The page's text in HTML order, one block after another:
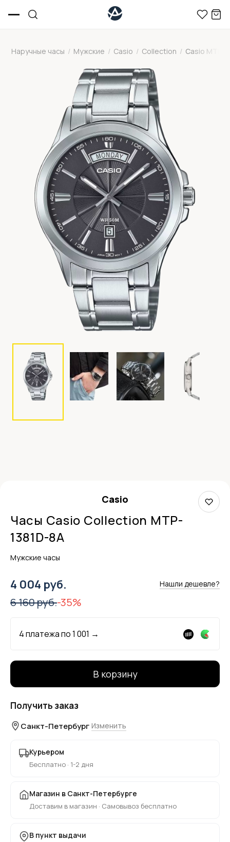
Наручные часы / Мужские / Casio / Collection / Casio MTP-
Casio
Часы Casio Collection MTP-
1381D-8A
Мужские часы
4 004 руб. Нашли дешевле?
6 160 руб.-35%
4 платежа по1 001 →
В корзину
Получить заказ
Санкт-Петербург Изменить
Курьером
Бесплатно · 1-2 дня
Магазин в Санкт-Петербурге
Доставим в магазин · Самовывоз бесплатно
В пункт выдачи